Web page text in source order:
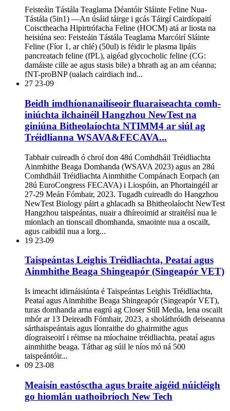
Feisteáin Tástála Teaglama Déantóir Sláinte Feline Nua-
Tástála (5in1) —An úsáid táirge i gcás Táirgí Cairdíopaití
Coisctheacha Hipirtrófacha Feline (HOCM) atá ar liosta na
heisiúna seo: Feisteáin Tástála Teaglama Marcóirí Sláinte
Feline (Fíor 1, ar chlé) (50ul) is féidir le plasma lipáis
pancreatach feline (fPL), aigéad glycocholic feline (CG:
damáiste cille ae agus stasis bile) a bhrath ag an am céanna;
fNT-proBNP (ualach cairdiach ind...
27 23-09
Beidh imdhíonanailíseoir fluaraiseachta comh-
iniúchta ilchainéil Hangzhou NewTest na
giniúna Bitheolaíochta NTIMM4 ar siúl ag
Tréidlianna WSAVA&FECAVA...
Tabhair cuireadh ó chroí don 48ú Comhdháil Tréidliachta
Ainmhithe Beaga Domhanda (WSAVA 2023) agus an 28ú
Comhdháil Tréidliachta Ainmhithe Compánach Eorpach (an
28ú EuroCongress FECAVA) i Liospóin, an Phortaingéil ar
27-29 Meán Fómhair, 2023. Tugadh cuireadh do Hangzhou
NewTest Biology páirt a ghlacadh sa Bhitheolaíocht NewTest
Hangzhou taispeántas, nuair a dhíreoimid ar straitéisí nua le
mionlach an tionscail dhomhanda, smaointe nua a oscailt,
agus caibidil nua a lorg...
19 23-09
Taispeántas Leighis Tréidliachta, Peataí agus
Ainmhithe Beaga Shingeapór (Singeapór VET)
Is imeacht idirnáisiúnta é Taispeántas Leighis Tréidliachta,
Peataí agus Ainmhithe Beaga Shingeapór (Singeapór VET),
turas domhanda arna eagrú ag Closer Still Media, lena oscailt
mhór ar 13 Deireadh Fómhair, 2023, a sholáthróidh deiseanna
sárthaispeántais agus líonraithe do ghairmithe agus
díograiseoirí i réimse na míochaine tréidliachta, peataí agus
ainmhithe beaga. Táthar ag súil le níos mó ná 500
taispeántóir...
09 23-08
Meaisín eastósctha agus braite aigéid núicléigh
go hiomlán uathoibríoch New Tech